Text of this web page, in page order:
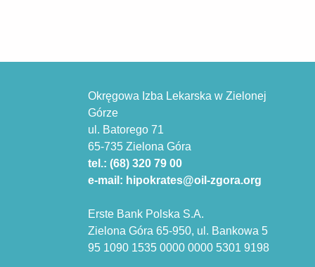
Okręgowa Izba Lekarska w Zielonej
Górze
ul. Batorego 71
65-735 Zielona Góra
tel.: (68) 320 79 00
e-mail: hipokrates@oil-zgora.org
Erste Bank Polska S.A.
Zielona Góra 65-950, ul. Bankowa 5
95 1090 1535 0000 0000 5301 9198